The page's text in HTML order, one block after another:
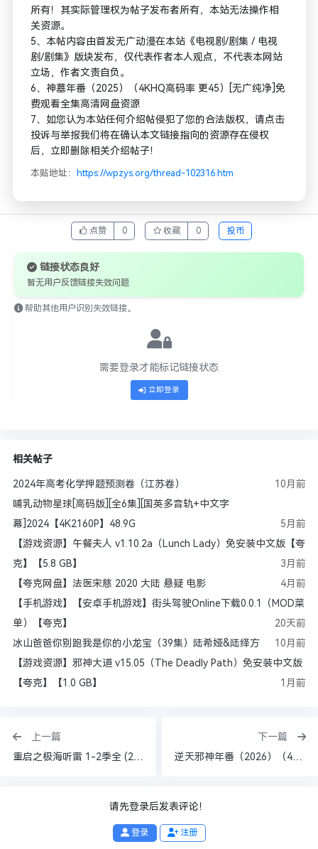
所有！其实际管理权为帖子发布者所有，本站无法操作相
关资源。
5、本帖内容由首发无广动漫在本站《电视剧/剧集 / 电视
剧/剧集》版块发布，仅代表作者本人观点，不代表本网站
立场，作者文责自负。
6、神墓年番（2025）（4KHQ高码率 更45）[无广纯净]免
费观看全集高清网盘资源
7、如您认为本站任何介绍帖侵犯了您的合法版权，请点击
投诉与举报我们将在确认本文链接指向的资源存在侵权
后，立即删除相关介绍帖子！
本贴地址： https://wpzys.org/thread-102316.htm
点赞 0 收藏 0 投币
链接状态良好
暂无用户反馈链接失效问题
帮助其他用户识别失效链接。
需要登录才能标记链接状态
立即登录
相关帖子
2024年高考化学押题预测卷（江苏卷）
10月前
哺乳动物星球[高码版][全6集][国英多音轨+中文字
幕]2024【4K2160P】48.9G
5月前
【游戏资源】午餐夫人 v1.10.2a（Lunch Lady）免安装中文版【夸
克】【5.8 GB】
3月前
【夸克网盘】法医宋慈 2020 大陆 悬疑 电影
4月前
【手机游戏】【安卓手机游戏】街头驾驶Online下载0.0.1（MOD菜
单）【夸克】
20天前
冰山爸爸你别跑我是你的小龙宝（39集）陆希娅&陆绎方
10月前
【游戏资源】邪神大道 v15.05（The Deadly Path）免安装中文版
【夸克】【1.0 GB】
1月前
上一篇
重启之极海听雷 1-2季全 (2020) [中国大陆] [悬疑/冒险] 汉语普通话7.1分【83.8GB】
下一篇
逆天邪神年番（2026）（4KEDR60fps中码率&4KHDR高码率 更40）[无广纯净]
请先登录后发表评论！
登录 注册